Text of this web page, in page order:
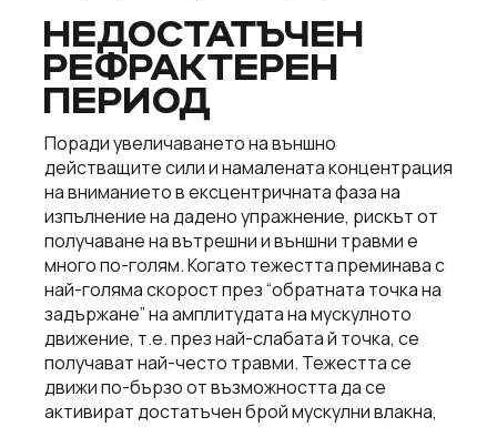
НЕДОСТАТЪЧЕН
РЕФРАКТЕРЕН
ПЕРИОД
Поради увеличаването на външно
действащите сили и намалената концентрация
на вниманието в ексцентричната фаза на
изпълнение на дадено упражнение, рискът от
получаване на вътрешни и външни травми e
много по-голям. Когато тежестта преминава с
най-голяма скорост през “обратната точка на
задържане” на амплитудата на мускулното
движение, т.е. през най-слабата й точка, се
получават най-често травми. Тежестта се
движи по-бързо от възможността да се
активират достатъчен брой мускулни влакна,